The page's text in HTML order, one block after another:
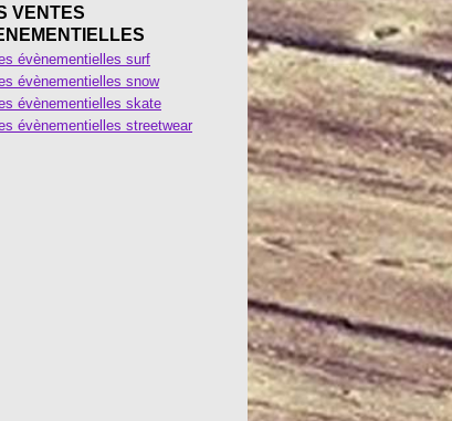
VENTES
évènementielles surf
évènementielles snow
évènementielles skate
évènementielles streetwear